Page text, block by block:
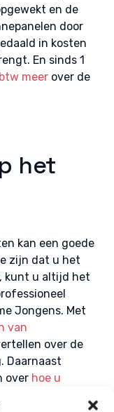
en de
door
in kosten
En sinds 1
meerover de
het
kan een goede
zijn dat u het
kunt u altijd het
Jongens. Met
van
over de
Daarnaast
over hoe u